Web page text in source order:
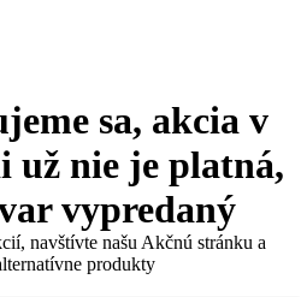
sa, akcia v
už nie je platná,
vypredaný
navštívte našu Akčnú stránku a
produkty